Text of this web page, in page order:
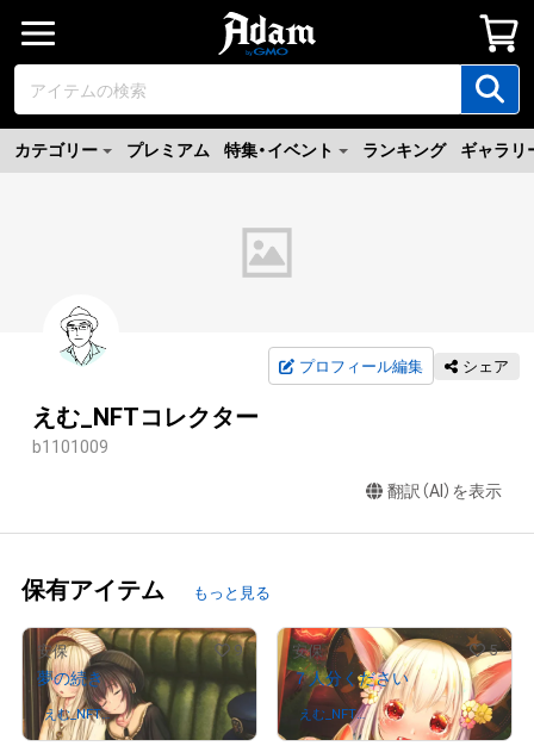
カテゴリー プレミアム 特集・イベント ランキング ギャラリ
プロフィール編集 シェア
えむ_NFTコレクター
b1101009
翻訳（AI）を表示
保有アイテム もっと見る
安保 9
夢の続き
えむ_NFT
コレクター
さんが保有中
安保 5
７人分ください
えむ_NFT
コレクター
さんが保有中